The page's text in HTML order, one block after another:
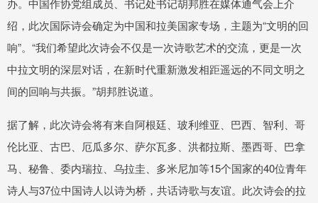
办。中国作协党组成员、书记处书记胡邦胜在媒体通气会上介
绍，此次国际诗会确定为中国和拉美国家专场，主题为“文明的回
响”。“我们希望此次诗会不仅是一次诗歌艺术的交流，更是一次
中拉文明的深层对话，在新时代重新激发相距遥远的不同文明之
间的回响与共振。”胡邦胜说道。
据了解，此次诗会将有来自阿根廷、玻利维亚、巴西、智利、哥
伦比亚、古巴、厄瓜多尔、萨尔瓦多、洪都拉斯、墨西哥、巴拿
马、秘鲁、委内瑞拉、乌拉圭、多米尼加等15个国家的40位青年
诗人与37位中国诗人以诗为桥，共话诗歌与友谊。此次诗会的拉